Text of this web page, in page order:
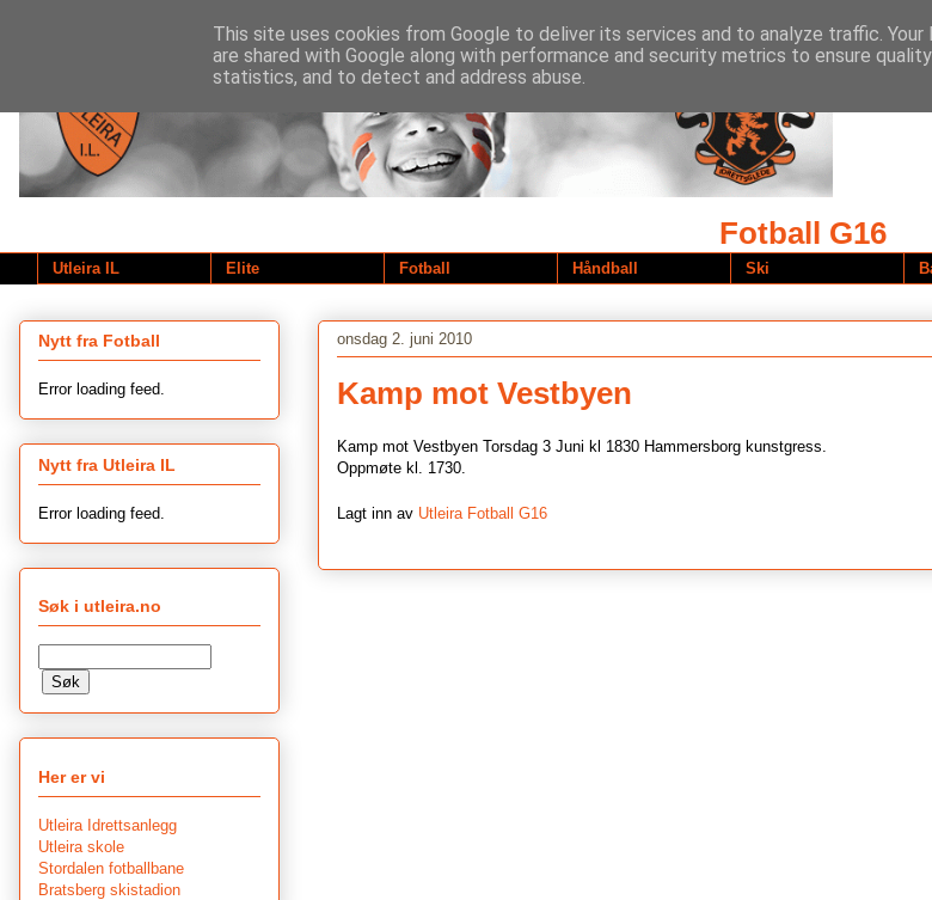
Fotball G16
Utleira IL Elite Fotball Håndball Ski
onsdag 2. juni 2010
Kamp mot Vestbyen
Kamp mot Vestbyen Torsdag 3 Juni kl 1830 Hammersborg kunstgress.
Oppmøte kl. 1730.
Lagt inn av Utleira Fotball G16
Nytt fra Fotball
Error loading feed.
Nytt fra Utleira IL
Error loading feed.
Søk i utleira.no
Her er vi
Utleira Idrettsanlegg
Utleira skole
Stordalen fotballbane
Bratsberg skistadion
This site uses cookies from Google to deliver its services and to analyze traffic. Your
are shared with Google along with performance and security metrics to ensure
statistics, and to detect and address abuse.